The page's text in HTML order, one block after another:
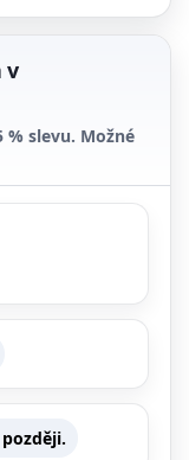
v
% slevu. Možné